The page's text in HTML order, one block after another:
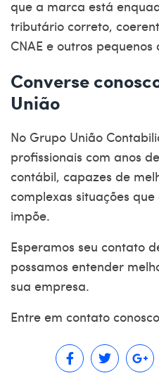
que a marca está
tributário correto,
CNAE e outros pequenos
Converse
União
No Grupo União
profissionais com anos
contábil, capazes de
complexas situações
impõe.
Esperamos seu contato
possamos entender
sua empresa.
Entre em contato